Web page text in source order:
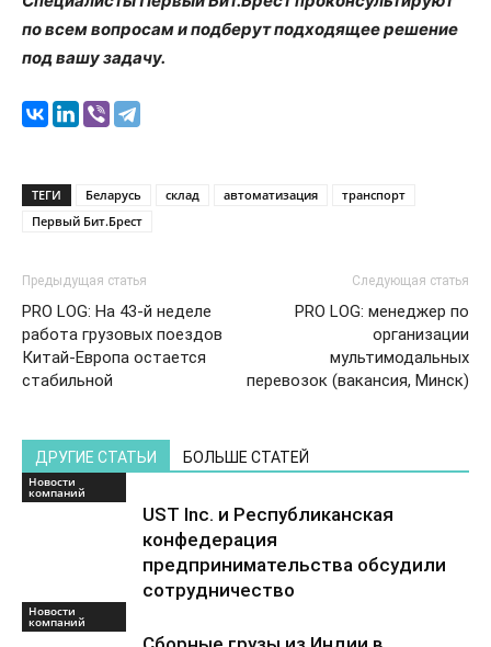
по всем вопросам и подберут подходящее решение
под вашу задачу.
ТЕГИ Беларусь склад автоматизация
транспорт
Первый Бит.Брест
Предыдущая статья
PRO LOG: На 43-й неделе
работа грузовых поездов
Китай-Европа остается
стабильной
Следующая статья
PRO LOG: менеджер по
организации
мультимодальных
перевозок (вакансия, Минск)
ДРУГИЕ СТАТЬИ БОЛЬШЕ СТАТЕЙ
Новости
компаний
UST Inc. и Республиканская
конфедерация
предпринимательства обсудили
сотрудничество
Новости
компаний